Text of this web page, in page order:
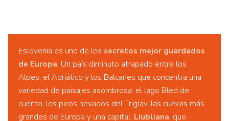
Eslovenia es uno de los secretos mejor guardados
de Europa. Un país diminuto atrapado entre los
Alpes, el Adriático y los Balcanes que concentra una
variedad de paisajes asombrosa: el lago Bled de
cuento, los picos nevados del Triglav, las cuevas más
grandes de Europa y una capital, Liubliana, que